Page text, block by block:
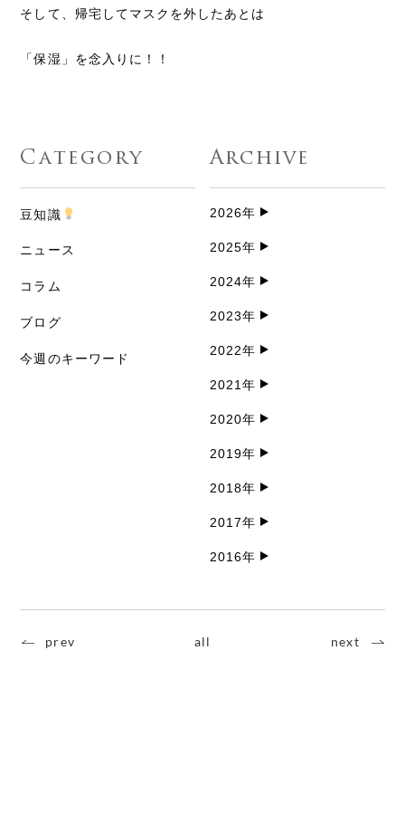
そして、帰宅してマスクを外したあとは
「保湿」を念入りに！！
Category
豆知識
ニュース
コラム
ブログ
今週のキーワード
Archive
2026年
2025年
2024年
2023年
2022年
2021年
2020年
2019年
2018年
2017年
2016年
prev all next